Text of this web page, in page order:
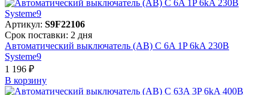
Артикул: S9F22106
Срок поставки: 2 дня
Автоматический выключатель (АВ) C 6A 1P 6kA 230В
Systeme9
1 196 ₽
В корзинy